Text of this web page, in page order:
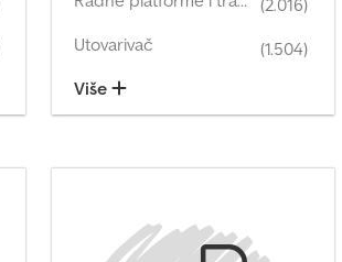
Utovarivač
(1.504)
Više